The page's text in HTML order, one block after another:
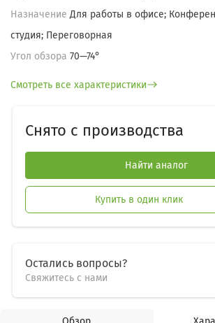
Назначение Для работы в офисе;
студия; Переговорная
Угол обзора 70—74°
Смотреть все характеристики
Снято с производства
Найти аналог
Купить в один клик
Остались вопросы?
Свяжитесь с нами